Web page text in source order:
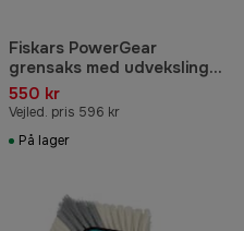
Fiskars PowerGear
grensaks med udveksling
og sideskær 70 cm l78
550 kr
Vejled. pris 596 kr
På lager